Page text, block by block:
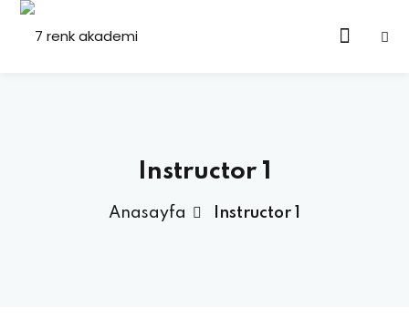
Instructor 1
Anasayfa Instructor 1